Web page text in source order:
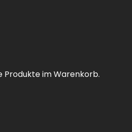
Produkte im Warenkorb.